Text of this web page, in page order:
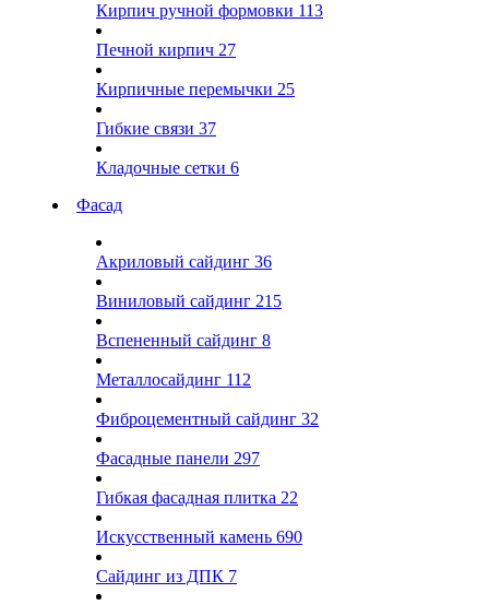
Кирпич ручной формовки 113
Печной кирпич 27
Кирпичные перемычки 25
Гибкие связи 37
Кладочные сетки 6
Фасад
Акриловый сайдинг 36
Виниловый сайдинг 215
Вспененный сайдинг 8
Металлосайдинг 112
Фиброцементный сайдинг 32
Фасадные панели 297
Гибкая фасадная плитка 22
Искусственный камень 690
Сайдинг из ДПК 7